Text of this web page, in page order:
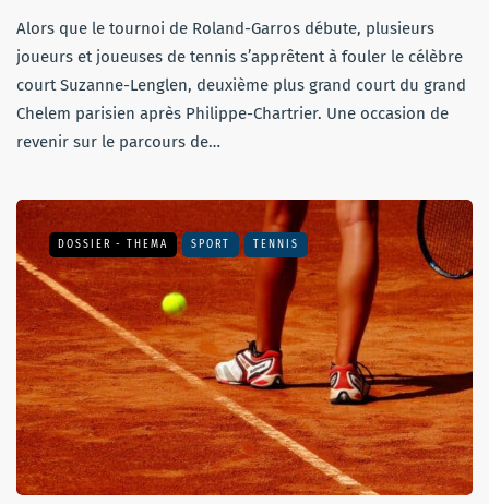
Alors que le tournoi de Roland-Garros débute, plusieurs
joueurs et joueuses de tennis s’apprêtent à fouler le célèbre
court Suzanne-Lenglen, deuxième plus grand court du grand
Chelem parisien après Philippe-Chartrier. Une occasion de
revenir sur le parcours de…
DOSSIER - THEMA SPORT TENNIS